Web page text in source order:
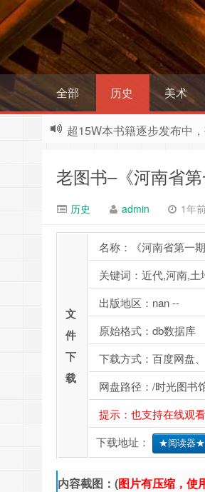
全部 历史 美术
超15W本书籍逐步发布中，
老图书–《河南省
历史 admin 1年
文
件
下
载
名称：《河南省第一
关键词：近代,河南,土
出版地区：nan --
原始格式：db数据库
下载方式：百度网盘
网盘路径：/时光图书
提示：也支持在线观
下载地址：
★阅读器★
内容截图：(图片有压缩，使